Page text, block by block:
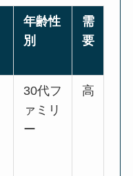
年齢性
別
需
要
30代フ
ァミリ
ー
高